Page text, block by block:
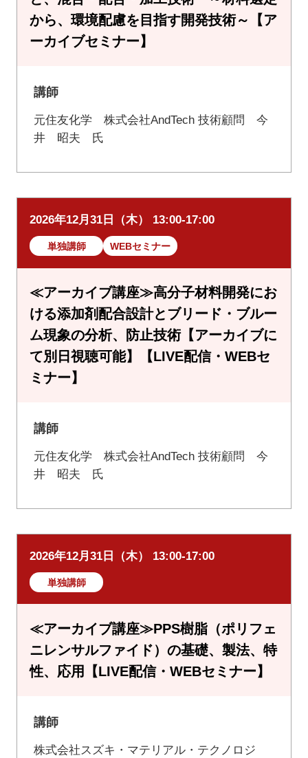
から、環境配慮を目指す開発技術～【ア
ーカイブセミナー】
講師
元住友化学 株式会社AndTech 技術顧問 今
井 昭夫 氏
2026年12月31日（木） 13:00-17:00
単独講師 WEBセミナー
≪アーカイブ講座≫高分子材料開発にお
ける添加剤配合設計とブリード・ブルー
ム現象の分析、防止技術【アーカイブに
て別日視聴可能】【LIVE配信・WEBセ
ミナー】
講師
元住友化学 株式会社AndTech 技術顧問 今
井 昭夫 氏
2026年12月31日（木） 13:00-17:00
単独講師
≪アーカイブ講座≫PPS樹脂（ポリフェ
ニレンサルファイド）の基礎、製法、特
性、応用【LIVE配信・WEBセミナー】
講師
株式会社スズキ・マテリアル・テクノロジ